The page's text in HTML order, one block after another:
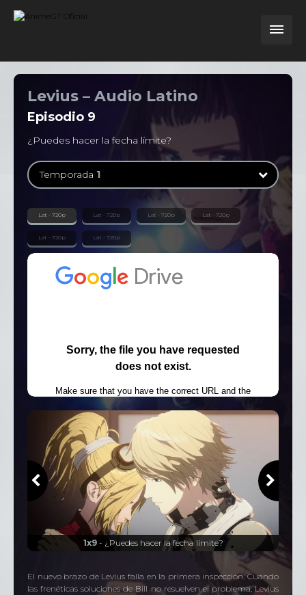
Levius – Audio Latino
Episodio 9
¿Puedes hacer la fecha límite?
Temporada 1
Temporada1
12 Episodios
Lat - 720p Lat - 720p Lat - 720p Lat - 720p
Lat - 720p Lat - 720p
1x9- ¿Puedes hacer la fecha límite?
El nuevo brazo de Levius falla en la primera inspección. Cuando
las frenéticas soluciones de Bill no resuelven el problema, Levius